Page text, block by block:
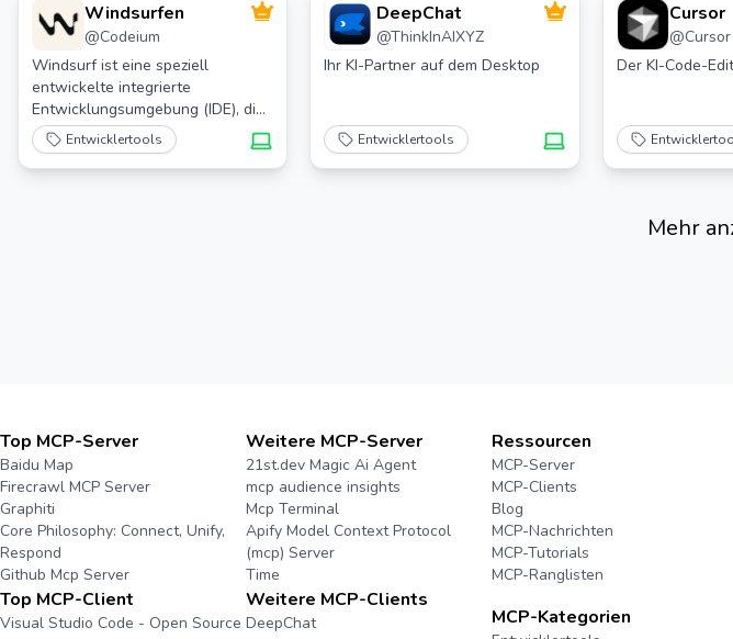
Windsurfen
@Codeium
Windsurf ist eine speziell
entwickelte integrierte
Entwicklungsumgebung (IDE), die
darauf abzielt, das
Programmiererlebnis durch die
Nutzung von KI-Fähigkeiten zu
Entwicklertools
DeepChat
@ThinkInAIXYZ
Ihr KI-Partner auf dem Desktop
Entwicklertools
Cursor
@Cursor
Der KI-Code-
Mehr
Top MCP-Server
Baidu Map
Firecrawl MCP Server
Graphiti
Core Philosophy: Connect, Unify,
Respond
Github Mcp Server
Top MCP-Client
Visual Studio Code - Open Source
Weitere MCP-Server
21st.dev Magic Ai Agent
mcp audience insights
Mcp Terminal
Apify Model Context Protocol
(mcp) Server
Time
Weitere MCP-Clients
DeepChat
Ressourcen
MCP-Server
MCP-Clients
Blog
MCP-Nachrichten
MCP-Tutorials
MCP-Ranglisten
MCP-Kategorien